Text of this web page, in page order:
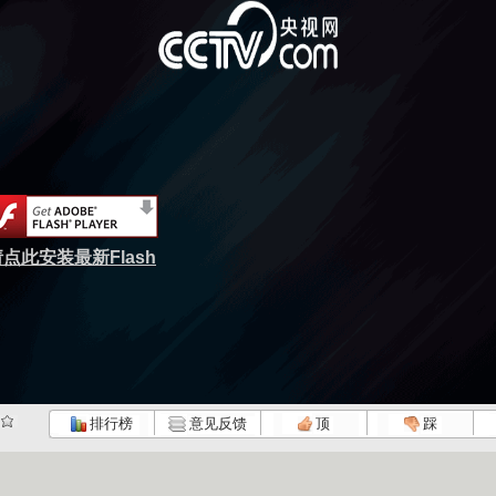
点此安装最新Flash
排行榜 意见反馈 顶 踩